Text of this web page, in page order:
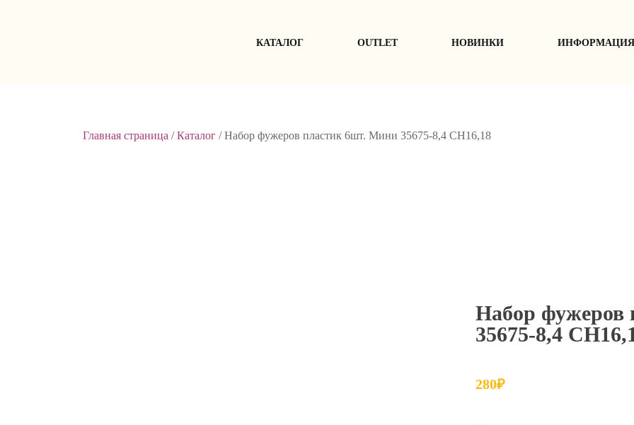
КАТАЛОГ ОUTLET НОВИНКИ ИНФОРМАЦИЯ
Главная страница /Каталог /Набор фужеров пластик 6шт. Мини 35675-8,4 СН16,18
Набор фужеров
35675-8,4
280₽